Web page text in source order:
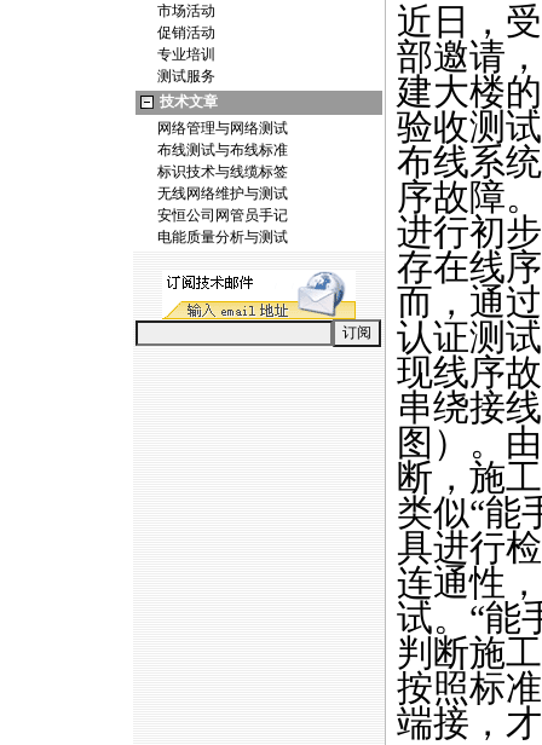
市场活动
促销活动
专业培训
测试服务
技术文章
网络管理与网络测试
布线测试与布线标准
标识技术与线缆标签
无线网络维护与测试
安恒公司网管员手记
电能质量分析与测试
近日，
部邀请
建大楼
验收测
布线系
序故障
进行初
存在线
而，通
认证测
现线序
串绕接
图）。
断，施
类似“能
具进行
连通性
试。“能
判断施
按照标
端接，